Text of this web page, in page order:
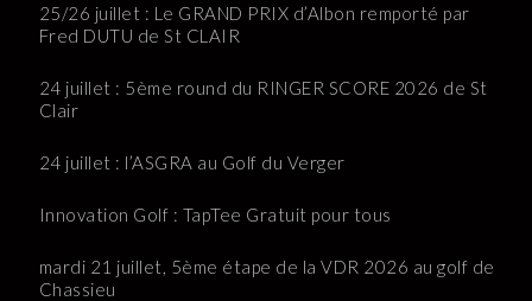
25/26 juillet : Le GRAND PRIX d’Albon remporté par
Fred DUTU de St CLAIR
24 juillet : 5ème round du RINGER SCORE 2026 de St
Clair
24 juillet : l’ASGRA au Golf du Verger
Innovation Golf : TapTee Gratuit pour tous
mardi 21 juillet, 5ème étape de la VDR 2026 au golf de
Chassieu